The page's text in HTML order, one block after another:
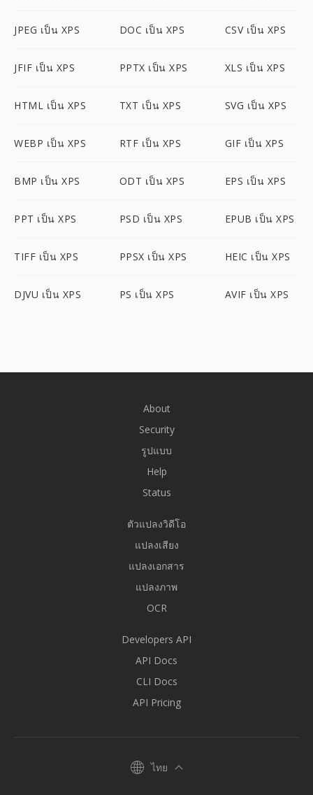
JPEG เป็น XPS DOC เป็น XPS CSV เป็น XPS
JFIF เป็น XPS PPTX เป็น XPS XLS เป็น XPS
HTML เป็น XPS TXT เป็น XPS SVG เป็น XPS
WEBP เป็น XPS RTF เป็น XPS GIF เป็น XPS
BMP เป็น XPS ODT เป็น XPS EPS เป็น XPS
PPT เป็น XPS PSD เป็น XPS EPUB เป็น XPS
TIFF เป็น XPS PPSX เป็น XPS HEIC เป็น XPS
DJVU เป็น XPS PS เป็น XPS AVIF เป็น XPS
About
Security
รูปแบบ
Help
Status
ตัวแปลงวิดีโอ
แปลงเสียง
แปลงเอกสาร
แปลงภาพ
OCR
Developers API
API Docs
CLI Docs
API Pricing
ไทย